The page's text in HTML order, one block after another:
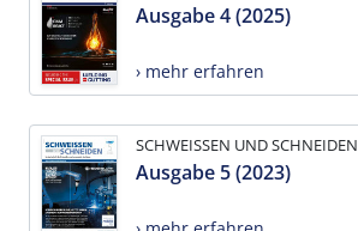
Ausgabe 4 (2025)
› mehr erfahren
SCHWEISSEN UND SCHNEIDEN
Ausgabe 5 (2023)